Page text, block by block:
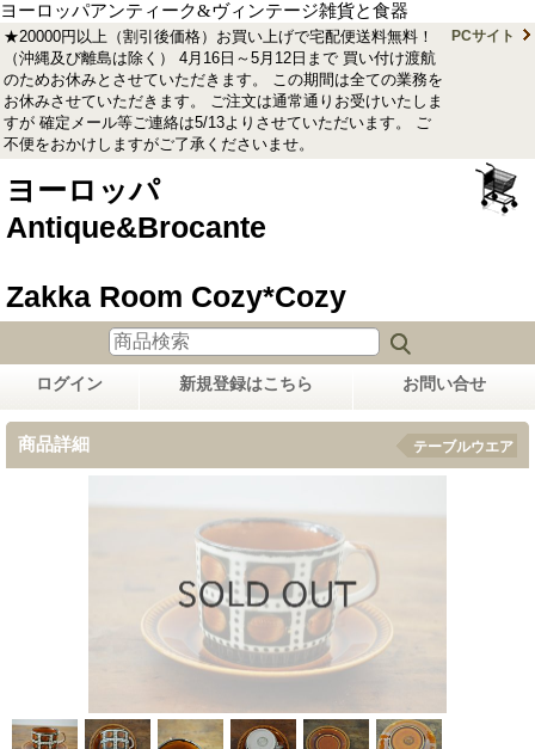
ヨーロッパアンティーク&ヴィンテージ雑貨と食器
★20000円以上（割引後価格）お買い上げで宅配便送料無料！
（沖縄及び離島は除く） 4月16日～5月12日まで 買い付け渡航
のためお休みとさせていただきます。 この期間は全ての業務を
お休みさせていただきます。 ご注文は通常通りお受けいたしま
すが 確定メール等ご連絡は5/13よりさせていただいます。 ご
不便をおかけしますがご了承くださいませ。
PCサイト
ヨーロッパ
Antique&Brocante
Zakka Room Cozy*Cozy
ログイン 新規登録はこちら お問い合せ
商品詳細 テーブルウエア